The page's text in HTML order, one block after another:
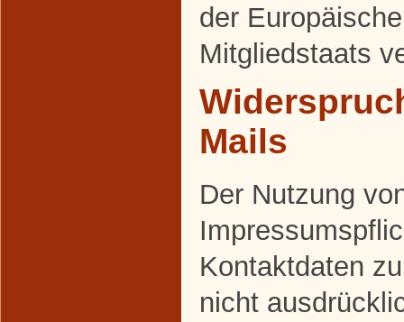
der
Mitgliedstaats
Mails
Der Nutzung
Kontaktdaten
nicht